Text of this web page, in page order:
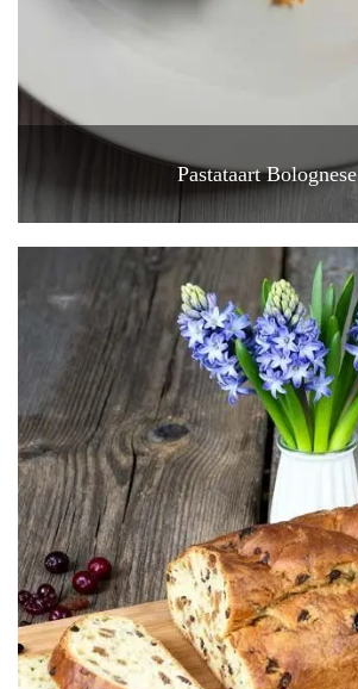
Pastataart Bolognese